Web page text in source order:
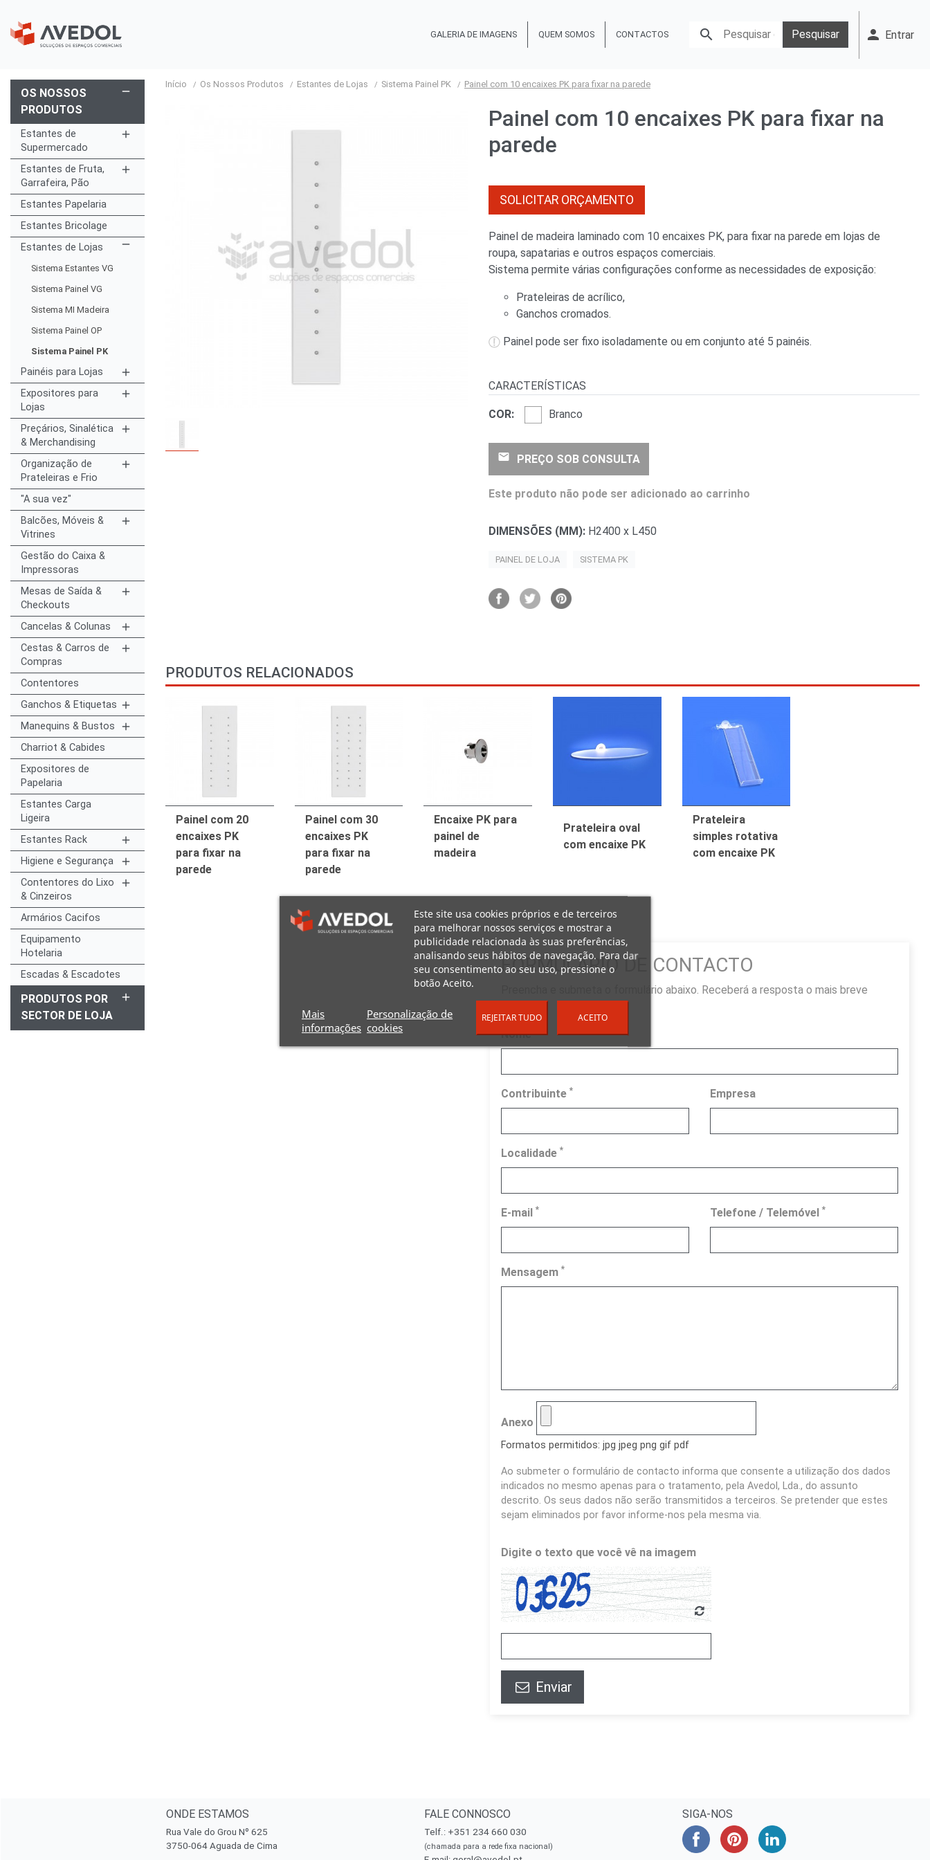
GALERIA DE IMAGENS QUEM SOMOS CONTACTOS  Pesquisar person Entrar
OS NOSSOS
PRODUTOS
remove
Estantes de
Supermercado
add
Estantes de Fruta,
Garrafeira, Pão
add
Estantes Papelaria
Estantes Bricolage
Estantes de Lojas
remove
Sistema Estantes VG
Sistema Painel VG
Sistema MI Madeira
Sistema Painel OP
Sistema Painel PK
Painéis para Lojas add
Expositores para
Lojas
add
Preçários, Sinalética
& Merchandising
add
Organização de
Prateleiras e Frio
add
"A sua vez"
Balcões, Móveis &
Vitrines
add
Gestão do Caixa &
Impressoras
Mesas de Saída &
Checkouts
add
Cancelas & Colunas add
Cestas & Carros de
Compras
add
Contentores
Ganchos & Etiquetas add
Manequins & Bustos add
Charriot & Cabides
Expositores de
Papelaria
Estantes Carga
Ligeira
Estantes Rack
add
Higiene e Segurança add
Contentores do Lixo
& Cinzeiros
add
Armários Cacifos
Equipamento
Hotelaria
Escadas & Escadotes
PRODUTOS POR
SECTOR DE LOJA
add
Início Os Nossos Produtos Estantes de Lojas Sistema Painel PK Painel com 10 encaixes PK para fixar na parede
Painel com 10 encaixes PK para fixar na
parede
SOLICITAR ORÇAMENTO
Painel de madeira laminado com 10 encaixes PK, para fixar na parede em lojas de
roupa, sapatarias e outros espaços comerciais.
Sistema permite várias configurações conforme as necessidades de exposição:
Prateleiras de acrílico,
Ganchos cromados.
Painel pode ser fixo isoladamente ou em conjunto até 5 painéis.
CARACTERÍSTICAS
COR: Branco
email PREÇO SOB CONSULTA
Este produto não pode ser adicionado ao carrinho
DIMENSÕES (MM):H2400 x L450
PAINEL DE LOJA SISTEMA PK
PRODUTOS RELACIONADOS
Painel com 20
encaixes PK
para fixar na
parede
Painel com 30
encaixes PK
para fixar na
parede
Encaixe PK para
painel de
madeira
Prateleira oval
com encaixe PK
Prateleira
simples rotativa
com encaixe PK
FORMULÁRIO DE CONTACTO
Preencha e submeta o formulário abaixo. Receberá a resposta o mais breve
Nome
Contribuinte* Empresa
Localidade*
E-mail* Telefone / Telemóvel*
Mensagem*
Anexo
Formatos permitidos: jpg jpeg png gif pdf
Ao submeter o formulário de contacto informa que consente a utilização dos dados
indicados no mesmo apenas para o tratamento, pela Avedol, Lda., do assunto
descrito. Os seus dados não serão transmitidos a terceiros. Se pretender que estes
sejam eliminados por favor informe-nos pela mesma via.
Digite o texto que você vê na imagem
Enviar
ONDE ESTAMOS
Rua Vale do Grou Nº 625
3750-064 Aguada de Cima
FALE CONNOSCO
Telf.: +351 234 660 030
(chamada para a rede fixa nacional)
SIGA-NOS
Este site usa cookies próprios e de terceiros
para melhorar nossos serviços e mostrar a
publicidade relacionada às suas preferências,
analisando seus hábitos de navegação. Para dar
seu consentimento ao seu uso, pressione o
botão Aceito.
Mais
informações
Personalização de
cookies
REJEITAR TUDO ACEITO